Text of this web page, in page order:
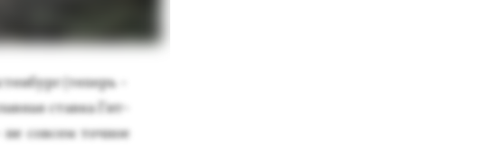
(те­перь -
став­ка Гит­
сов­сем точ­ное